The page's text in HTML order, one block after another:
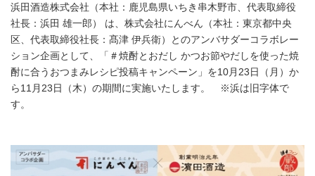
浜田酒造株式会社（本社：鹿児島県いちき串木野市、代表取締役
社長：浜田 雄一郎） は、株式会社にんべん（本社：東京都中央
区、代表取締役社長：髙津 伊兵衛）とのアンバサダーコラボレー
ション企画として、「＃焼酎とおだし かつお節やだしを使った焼
酎に合うおつまみレシピ投稿キャンペーン」を10月23日（月）か
ら11月23日（木）の期間に実施いたします。 ※浜は旧字体で
す。